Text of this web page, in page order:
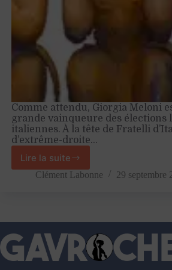
Comme attendu, Giorgia Meloni
grande vainqueure des élections
italiennes. À la tête de Fratelli
d’extrême-droite…
Lire la suite
Hollande,
Jadot,
des
politiques
français
à
Clément Labonne 29 septembre